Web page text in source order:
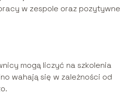
w zespole oraz pozytywne
mogą liczyć na szkolenia
wahają się w zależności od